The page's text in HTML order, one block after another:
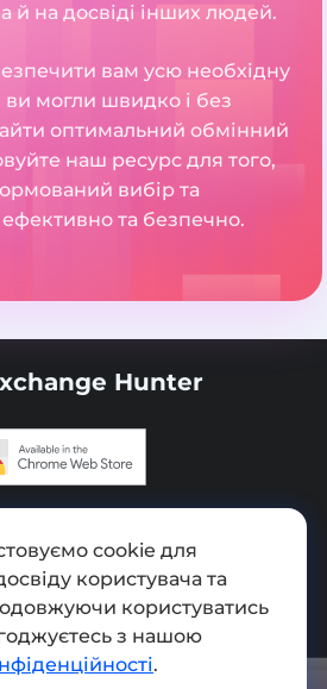
й на досвіді інших людей.
вам усю необхідну
могли швидко і без
оптимальний обмінний
наш ресурс для того,
вибір та
та безпечно.
Hunter
Мапа сайту
Press kit
використання
cookie для
користувача та
користуватись
з нашою
.